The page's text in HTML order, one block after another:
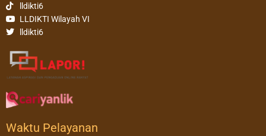
lldikti6
LLDIKTI Wilayah VI
lldikti6
Waktu Pelayanan